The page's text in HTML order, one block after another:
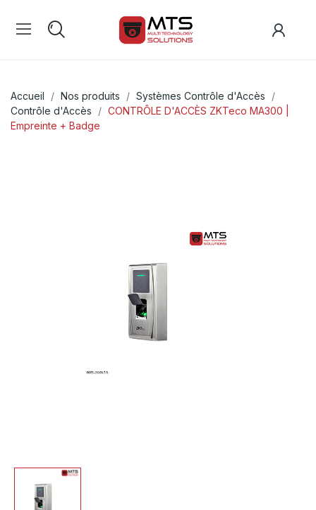
Accueil Nos produits
Systèmes Contrôle d'Accès
Contrôle d'Accès
CONTRÔLE D'ACCÈS ZKTeco MA300 |
Empreinte + Badge